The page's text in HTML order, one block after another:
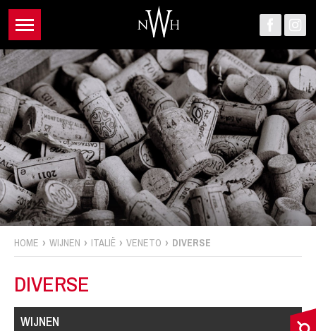
HOME WIJNEN ITALIË VENETO DIVERSE
DIVERSE
WIJNEN